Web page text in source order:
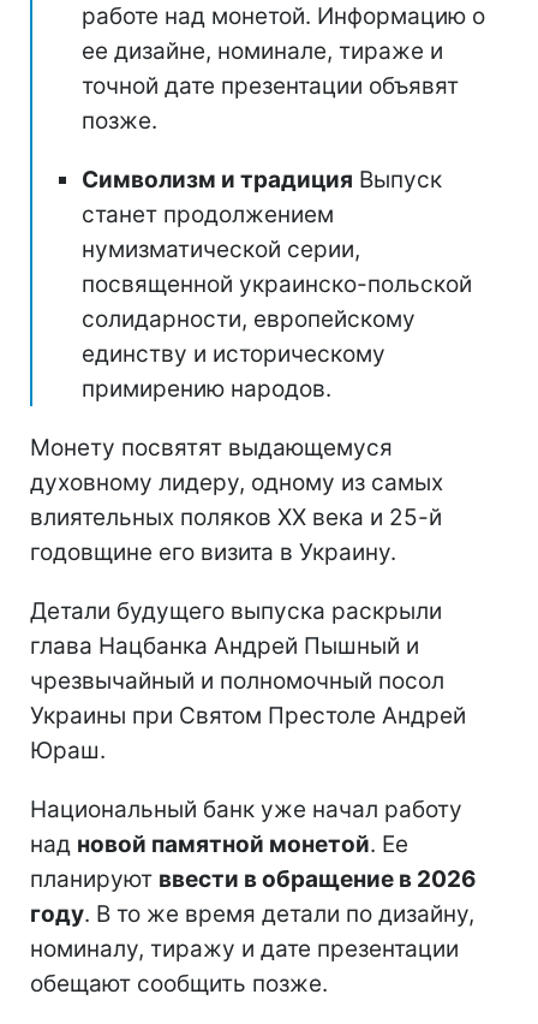
работе над монетой. Информацию о
ее дизайне, номинале, тираже и
точной дате презентации объявят
позже.
Символизм и традиция Выпуск
станет продолжением
нумизматической серии,
посвященной украинско-польской
солидарности, европейскому
единству и историческому
примирению народов.
Монету посвятят выдающемуся
духовному лидеру, одному из самых
влиятельных поляков ХХ века и 25-й
годовщине его визита в Украину.
Детали будущего выпуска раскрыли
глава Нацбанка Андрей Пышный и
чрезвычайный и полномочный посол
Украины при Святом Престоле Андрей
Юраш.
Национальный банк уже начал работу
над новой памятной монетой. Ее
планируют ввести в обращение в 2026
году. В то же время детали по дизайну,
номиналу, тиражу и дате презентации
обещают сообщить позже.